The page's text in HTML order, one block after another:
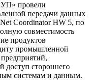
провели
передачи данных
Coordinator HW 5, по
совместимость
продуктов
промышленной
доступ стороннего
системам и данным.